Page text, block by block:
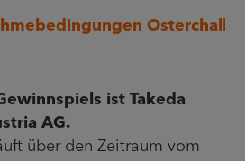
ist Takeda
AG.
über den Zeitraum vom